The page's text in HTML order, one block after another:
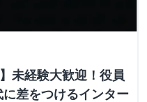
未経験大歓迎！役員
差をつけるインター